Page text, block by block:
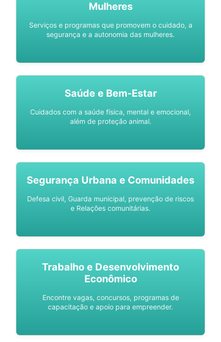
Mulheres
Serviços e programas que promovem o cuidado, a
segurança e a autonomia das mulheres.
Saúde e Bem-Estar
Cuidados com a saúde física, mental e emocional,
além de proteção animal.
Segurança Urbana e Comunidades
Defesa civil, Guarda municipal, prevenção de riscos
e Relações comunitárias.
Trabalho e Desenvolvimento
Econômico
Encontre vagas, concursos, programas de
capacitação e apoio para empreender.